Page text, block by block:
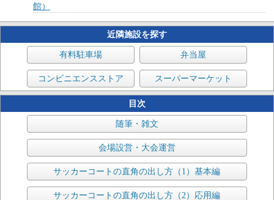
館）
近隣施設を探す
有料駐車場 弁当屋
コンビニエンスストア スーパーマーケット
目次
随筆・雑文
会場設営・大会運営
サッカーコートの直角の出し方（1）基本編
サッカーコートの直角の出し方（2）応用編